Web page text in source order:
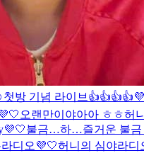
첫방 기념 라이브👍👍👍👍
오랜만이야아아 ㅎㅎ허
불금…하…즐거운 불금
디오💜🤍허니의 심야라디